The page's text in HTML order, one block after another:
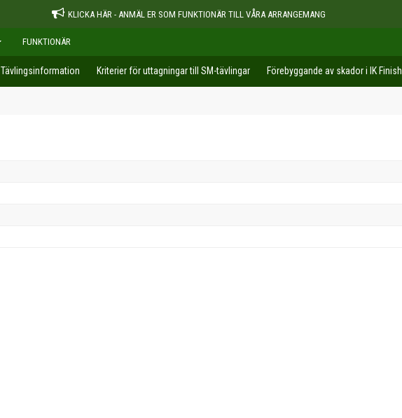
KLICKA HÄR - ANMÄL ER SOM FUNKTIONÄR TILL VÅRA ARRANGEMANG
FUNKTIONÄR
Tävlingsinformation Kriterier för uttagningar till SM-tävlingar Förebyggande av skador i IK Finish